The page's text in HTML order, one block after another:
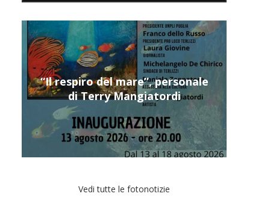
“Il respiro del mare”, personale
di Terry Mangiatordi
Vedi tutte le fotonotizie